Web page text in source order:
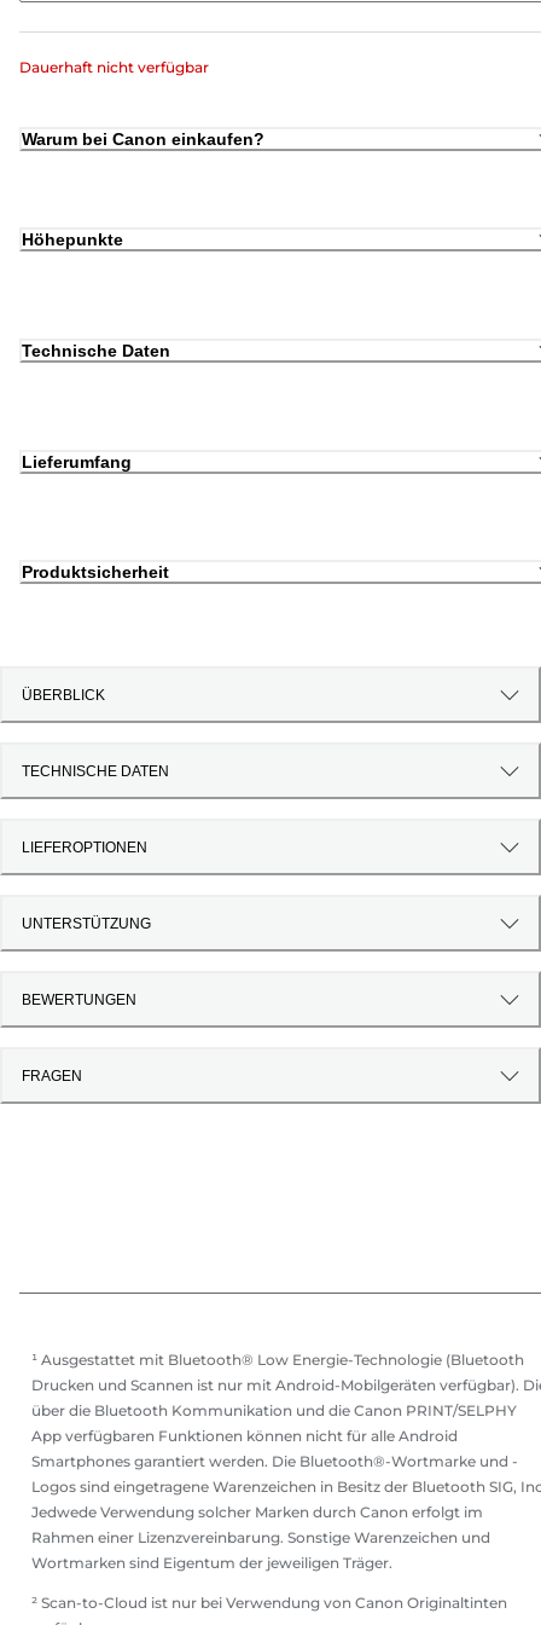
Dauerhaft nicht verfügbar
Warum bei Canon einkaufen?
Höhepunkte
Technische Daten
Lieferumfang
Produktsicherheit
ÜBERBLICK
TECHNISCHE DATEN
LIEFEROPTIONEN
UNTERSTÜTZUNG
BEWERTUNGEN
FRAGEN
¹ Ausgestattet mit Bluetooth® Low Energie-Technologie (Bluetooth
Drucken und Scannen ist nur mit Android-Mobilgeräten verfügbar).
über die Bluetooth Kommunikation und die Canon PRINT/SELPHY
App verfügbaren Funktionen können nicht für alle Android
Smartphones garantiert werden. Die Bluetooth®-Wortmarke und -
Logos sind eingetragene Warenzeichen in Besitz der Bluetooth SIG,
Jedwede Verwendung solcher Marken durch Canon erfolgt im
Rahmen einer Lizenzvereinbarung. Sonstige Warenzeichen und
Wortmarken sind Eigentum der jeweiligen Träger.
² Scan-to-Cloud ist nur bei Verwendung von Canon Originaltinten